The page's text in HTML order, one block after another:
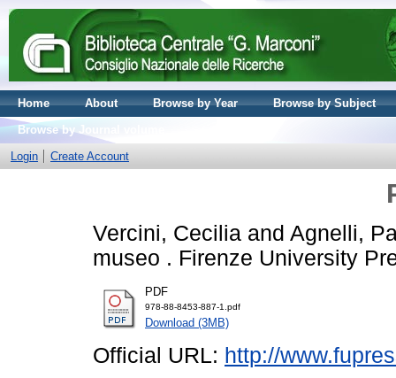
Home About Browse by Year
Browse by Subject
Browse by Journal volume
Login
Create Account
Vercini, Cecilia and Agnelli,
museo . Firenze University
PDF
978-88-8453-887-1.pdf
Download (3MB)
Official URL: http://